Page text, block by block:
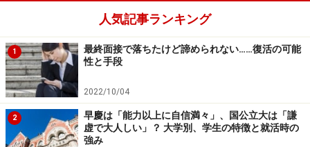
二つ目は求める力のうち、対人基礎力を確認する質問で
ある。
君の「現在」への質問対処法！
人気記事ランキング
1
最終面接で落ちたけど諦められない……復活の可能
性と手段
2022/10/04
2
早慶は「能力以上に自信満々」、国公立大は「謙
虚で大人しい」？ 大学別、学生の特徴と就活時の
強み